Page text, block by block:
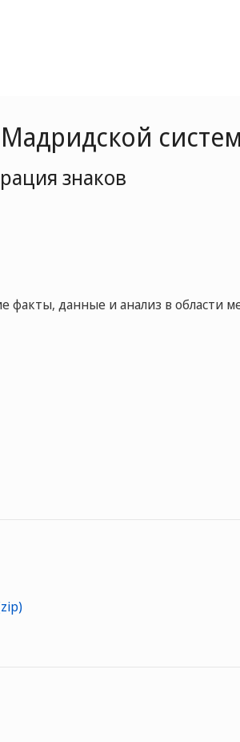
знаков
факты, данные и анализ в области